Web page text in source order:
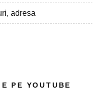
adresa
PE YOUTUBE